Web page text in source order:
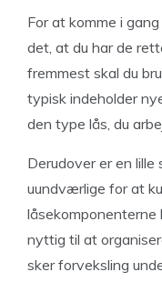
For at komme i
det, at du har de
fremmest skal du
typisk indeholder
den type lås, du
Derudover er en
uundværlige for at
nyttig til at
sker forveksling